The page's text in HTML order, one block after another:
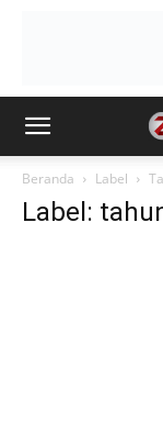
Beranda Label
Label: